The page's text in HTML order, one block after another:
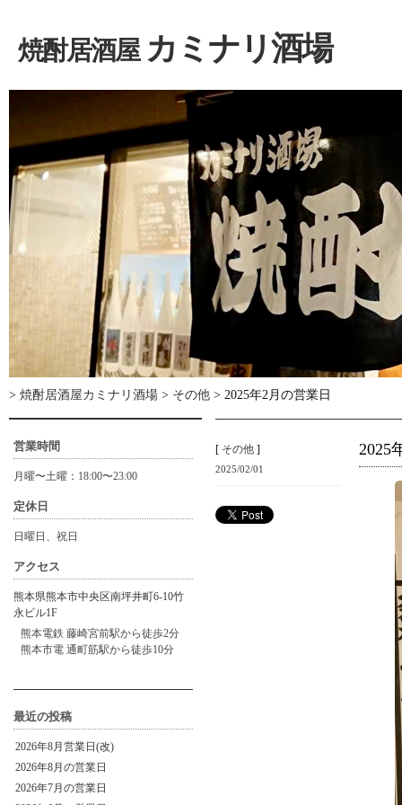
焼酎居酒屋カミナリ酒場
> 焼酎居酒屋カミナリ酒場 > その他 > 2025年2月の営業日
営業時間
月曜〜土曜：18:00〜23:00
定休日
日曜日、祝日
アクセス
熊本県熊本市中央区南坪井町6-10竹
永ビル1F
熊本電鉄 藤崎宮前駅から徒歩2分
熊本市電 通町筋駅から徒歩10分
最近の投稿
2026年8月営業日(改)
2026年8月の営業日
2026年7月の営業日
[ その他 ]
2025/02/01
2025